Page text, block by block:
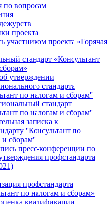
по вопросам
проекта
участником проекта «Горячая
стандарт «Консультант
утверждении
стандарта
по налогам и сборам''
стандарт
по налогам и сборам''
записка к
''Консультант по
и сборам''
пресс-конференции по
профстандарта
профстандарта
по налогам и сборам»
квалификации